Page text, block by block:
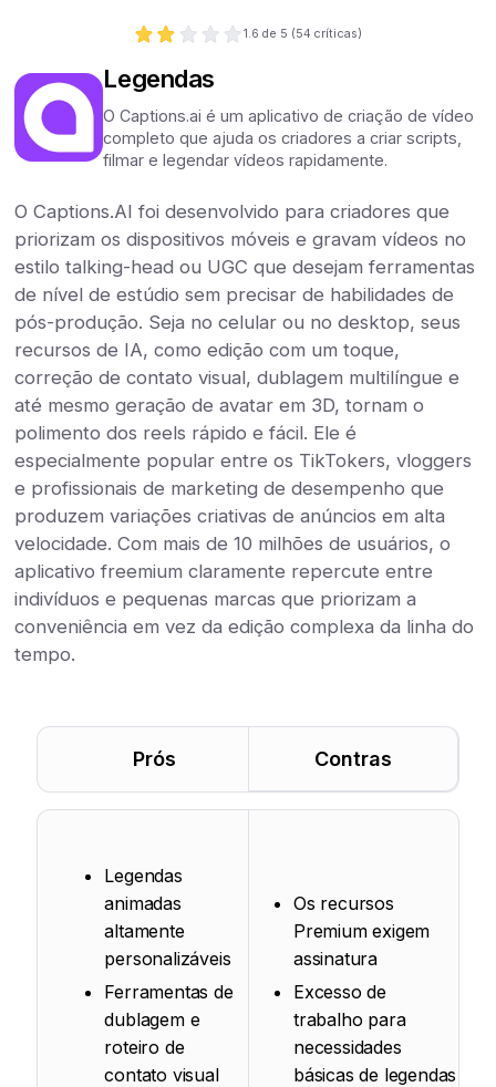
1.6 de 5 (54 críticas)
Legendas
O Captions.ai é um aplicativo de criação de vídeo
completo que ajuda os criadores a criar scripts,
filmar e legendar vídeos rapidamente.
O Captions.AI foi desenvolvido para criadores que
priorizam os dispositivos móveis e gravam vídeos no
estilo talking-head ou UGC que desejam ferramentas
de nível de estúdio sem precisar de habilidades de
pós-produção. Seja no celular ou no desktop, seus
recursos de IA, como edição com um toque,
correção de contato visual, dublagem multilíngue e
até mesmo geração de avatar em 3D, tornam o
polimento dos reels rápido e fácil. Ele é
especialmente popular entre os TikTokers, vloggers
e profissionais de marketing de desempenho que
produzem variações criativas de anúncios em alta
velocidade. Com mais de 10 milhões de usuários, o
aplicativo freemium claramente repercute entre
indivíduos e pequenas marcas que priorizam a
conveniência em vez da edição complexa da linha do
tempo.
Prós Contras
Legendas
animadas
altamente
personalizáveis
Ferramentas de
dublagem e
roteiro de
contato visual
Os recursos
Premium exigem
assinatura
Excesso de
trabalho para
necessidades
básicas de legendas